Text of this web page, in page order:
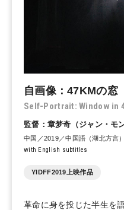
自画像：47KMの窓
Self-Portrait: Window in
監督：章梦奇（ジャン・モ
中国／2019／中国語（湖北方言
with English subtitles
YIDFF2019上映作品
革命に身を投じた半生を